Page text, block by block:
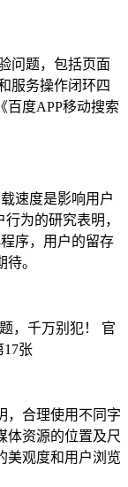
问题，包括页面
服务操作闭环四
百度APP移动搜索
速度是影响用户
为的研究表明，
序，用户的留存
。
合理使用不同字
体资源的位置及尺
美观度和用户浏览